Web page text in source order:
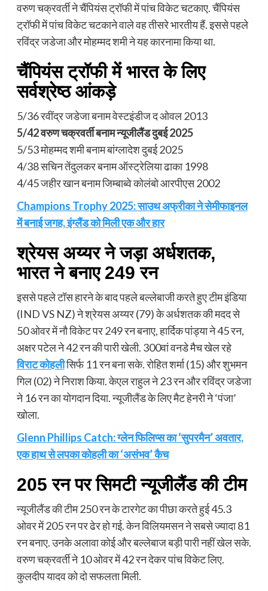
वरुण चक्रवर्ती ने चैंपियंस ट्रॉफी में पांच विकेट चटकाए. चैंपियंस
ट्रॉफी में पांच विकेट चटकाने वाले वह तीसरे भारतीय हैं. इससे पहले
रविंद्र जडेजा और मोहम्मद शमी ने यह कारनामा किया था.
चैंपियंस ट्रॉफी में भारत के लिए
सर्वश्रेष्ठ आंकड़े
5/36 रवींद्र जडेजा बनाम वेस्टइंडीज द ओवल 2013
5/42 वरुण चक्रवर्ती बनाम न्यूजीलैंड दुबई 2025
5/53 मोहम्मद शमी बनाम बांग्लादेश दुबई 2025
4/38 सचिन तेंदुलकर बनाम ऑस्ट्रेलिया ढाका 1998
4/45 जहीर खान बनाम जिम्बाब्वे कोलंबो आरपीएस 2002
Champions Trophy 2025: साउथ अफ्रीका ने सेमीफाइनल
में बनाई जगह, इंग्लैंड को मिली एक और हार
श्रेयस अय्यर ने जड़ा अर्धशतक,
भारत ने बनाए 249 रन
इससे पहले टॉस हारने के बाद पहले बल्लेबाजी करते हुए टीम इंडिया
(IND VS NZ) ने श्रेयस अय्यर (79) के अर्धशतक की मदद से
50 ओवर में नौ विकेट पर 249 रन बनाए, हार्दिक पांड्या ने 45 रन,
अक्षर पटेल ने 42 रन की पारी खेली. 300वां वनडे मैच खेल रहे
विराट कोहलीसिर्फ 11 रन बना सके. रोहित शर्मा (15) और शुभमन
गिल (02) ने निराश किया. केएल राहुल ने 23 रन और रविंद्र जडेजा
ने 16 रन का योगदान दिया. न्यूजीलैंड के लिए मैट हेनरी ने ‘पंजा’
खोला.
Glenn Phillips Catch: ग्लेन फिलिप्स का ‘सुपरमैन’ अवतार,
एक हाथ से लपका कोहली का ‘असंभव’ कैच
205 रन पर सिमटी न्यूजीलैंड की टीम
न्यूजीलैंड की टीम 250 रन के टारगेट का पीछा करते हुई 45.3
ओवर में 205 रन पर ढेर हो गई. केन विलियमसन ने सबसे ज्यादा 81
रन बनाए. उनके अलावा कोई और बल्लेबाज बड़ी पारी नहीं खेल सके.
वरुण चक्रवर्ती ने 10 ओवर में 42 रन देकर पांच विकेट लिए.
कुलदीप यादव को दो सफलता मिली.